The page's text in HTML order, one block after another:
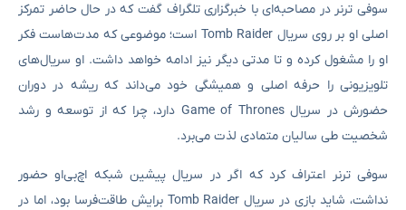
سوفی ترنر در مصاحبه‌ای با خبرگزاری تلگراف گفت که در حال حاضر تمرکز
اصلی او بر روی سریال Tomb Raider است؛ موضوعی که مدت‌هاست فکر
او را مشغول کرده و تا مدتی دیگر نیز ادامه خواهد داشت. او سریال‌های
تلویزیونی را حرفه اصلی و همیشگی خود می‌داند که ریشه در دوران
حضورش در سریال Game of Thrones دارد، چرا که از توسعه و رشد
شخصیت طی سالیان متمادی لذت می‌برد.
سوفی ترنر اعتراف کرد که اگر در سریال پیشین شبکه اچ‌بی‌او حضور
نداشت، شاید بازی در سریال Tomb Raider برایش طاقت‌فرسا بود، اما در